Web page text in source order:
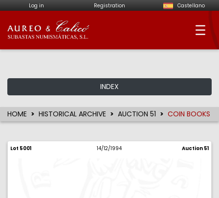
Log in Registration Castellano
Aureo & Calicó -
INDEX
HOME HISTORICAL ARCHIVE AUCTION 51 COIN BOOKS
Lot 5001 14/12/1994 Auction 51